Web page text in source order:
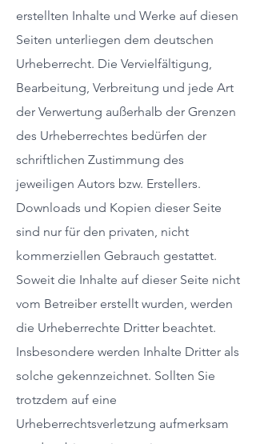
erstellten Inhalte und Werke auf diesen
Seiten unterliegen dem deutschen
Urheberrecht. Die Vervielfältigung,
Bearbeitung, Verbreitung und jede Art
der Verwertung außerhalb der Grenzen
des Urheberrechtes bedürfen der
schriftlichen Zustimmung des
jeweiligen Autors bzw. Erstellers.
Downloads und Kopien dieser Seite
sind nur für den privaten, nicht
kommerziellen Gebrauch gestattet.
Soweit die Inhalte auf dieser Seite nicht
vom Betreiber erstellt wurden, werden
die Urheberrechte Dritter beachtet.
Insbesondere werden Inhalte Dritter als
solche gekennzeichnet. Sollten Sie
trotzdem auf eine
Urheberrechtsverletzung aufmerksam